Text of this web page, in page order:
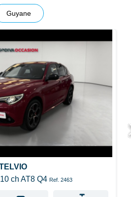
Guyane
ch AT8 Q4 Ref. 2463